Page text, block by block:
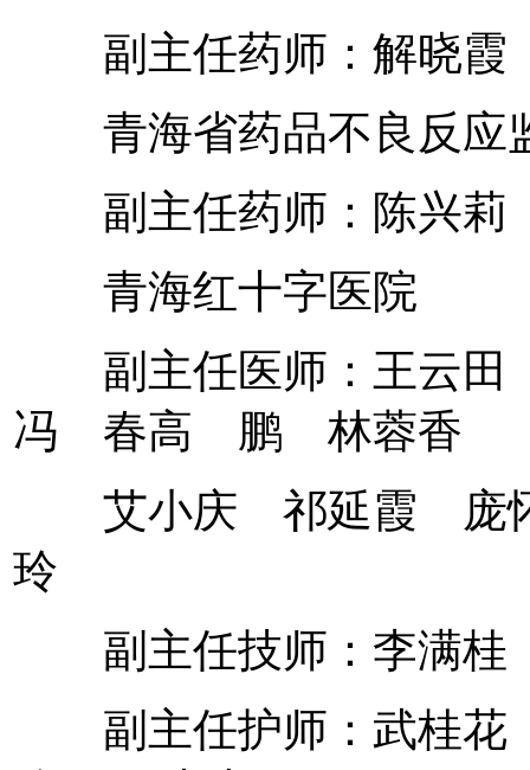
副主任药师：解晓霞
青海省药品不良反应
副主任药师：陈兴莉
青海红十字医院
副主任医师：王云
冯 春高 鹏 林蓉香
艾小庆 祁延霞 庞
玲
副主任技师：李满桂
副主任护师：武桂